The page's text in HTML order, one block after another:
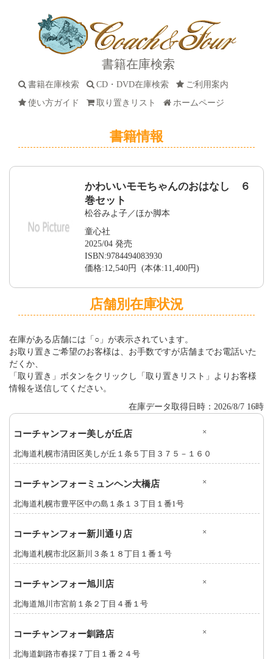
書籍在庫検索
書籍在庫検索 CD・DVD在庫検索
ご利用案内
使い方ガイド
取り置きリスト ホームページ
書籍情報
かわいいモモちゃんのおはなし ６
巻セット
松谷みよ子／ほか脚本
童心社
2025/04 発売
ISBN:9784494083930
価格:12,540円 (本体:11,400円)
店舗別在庫状況
在庫がある店舗には「○」が表示されています。
お取り置きご希望のお客様は、お手数ですが店舗までお電話いた
だくか、
「取り置き」ボタンをクリックし「取り置きリスト」よりお客様
情報を送信してください。
在庫データ取得日時：2026/8/7 16時
コーチャンフォー美しが丘店 ×
北海道札幌市清田区美しが丘１条５丁目３７５－１６０
コーチャンフォーミュンヘン大橋店 ×
北海道札幌市豊平区中の島１条１３丁目１番1号
コーチャンフォー新川通り店 ×
北海道札幌市北区新川３条１８丁目１番１号
コーチャンフォー旭川店 ×
北海道旭川市宮前１条２丁目４番１号
コーチャンフォー釧路店 ×
北海道釧路市春採７丁目１番２４号